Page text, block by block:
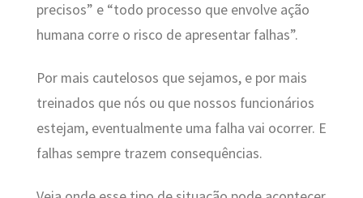
precisos” e “todo processo que envolve ação
humana corre o risco de apresentar falhas”.
Por mais cautelosos que sejamos, e por mais
treinados que nós ou que nossos funcionários
estejam, eventualmente uma falha vai ocorrer. E
falhas sempre trazem consequências.